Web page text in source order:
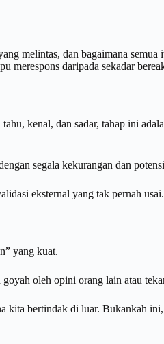
melintas, dan bagaimana
merespons daripada sekadar
kenal, dan sadar, tahap ini
segala kekurangan dan
eksternal yang tak pernah usai.
yang kuat.
oleh opini orang lain atau
kita bertindak di luar. Bukankah